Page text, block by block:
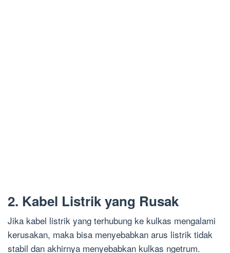
2. Kabel Listrik yang Rusak
Jika kabel listrik yang terhubung ke kulkas mengalami
kerusakan, maka bisa menyebabkan arus listrik tidak
stabil dan akhirnya menyebabkan kulkas ngetrum.